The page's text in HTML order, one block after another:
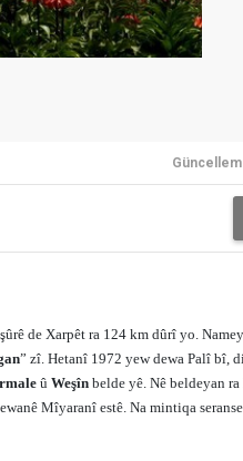
de Xarpêt ra 124 km dûrî yo.
” zî. Hetanî 1972 yew dewa Palî bî,
û Weşîn belde yê. Nê beldeyan
Mîyaranî estê. Na mintiqa